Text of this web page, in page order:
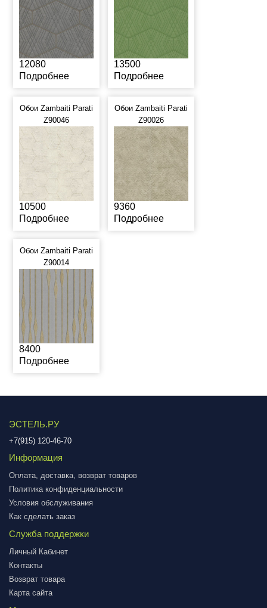
12080
Подробнее
13500
Подробнее
Обои Zambaiti Parati
Z90046
10500
Подробнее
Обои Zambaiti Parati
Z90026
9360
Подробнее
Обои Zambaiti Parati
Z90014
8400
Подробнее
ЭСТЕЛЬ.РУ
+7(915) 120-46-70
Информация
Оплата, доставка, возврат товаров
Политика конфиденциальности
Условия обслуживания
Как сделать заказ
Служба поддержки
Личный Кабинет
Контакты
Возврат товара
Карта сайта